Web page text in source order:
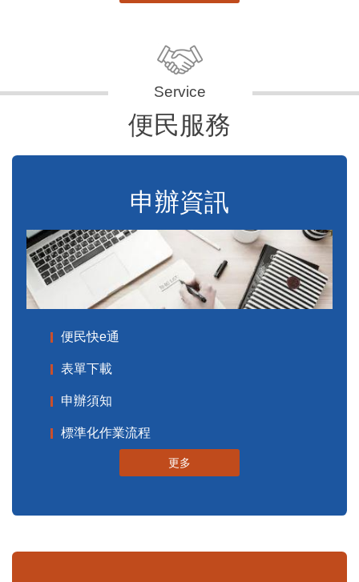
便民服務
申辦資訊
便民快e通
表單下載
申辦須知
標準化作業流程
更多